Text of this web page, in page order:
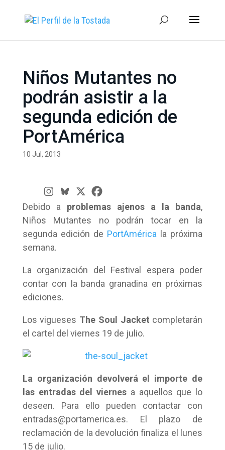
Niños Mutantes no
podrán asistir a la
segunda edición de
PortAmérica
10 Jul, 2013
Debido a problemas ajenos a la banda,
Niños Mutantes no podrán tocar en la
segunda edición de PortAmérica la próxima
semana.
La organización del Festival espera poder
contar con la banda granadina en próximas
ediciones.
Los vigueses The Soul Jacket completarán
el cartel del viernes 19 de julio.
La organización devolverá el importe de
las entradas del viernes a aquellos que lo
deseen. Para ello pueden contactar con
entradas@portamerica.es. El plazo de
reclamación de la devolución finaliza el lunes
15 de julio.